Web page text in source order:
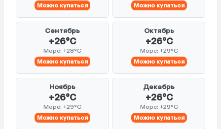
Можно купаться
Можно купаться
Сентябрь
+26°C
Море: +28°C
Можно купаться
Октябрь
+26°C
Море: +29°C
Можно купаться
Ноябрь
+26°C
Море: +29°C
Можно купаться
Декабрь
+26°C
Море: +29°C
Можно купаться